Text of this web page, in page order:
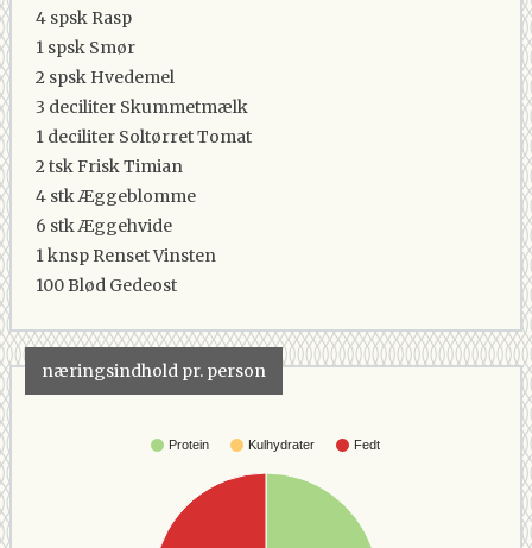
4 spsk Rasp
1 spsk Smør
2 spsk Hvedemel
3 deciliter Skummetmælk
1 deciliter Soltørret Tomat
2 tskFrisk Timian
4 stkÆggeblomme
6 stkÆggehvide
1 knsp Renset Vinsten
100Blød Gedeost
næringsindhold pr. person
Protein Kulhydrater Fedt